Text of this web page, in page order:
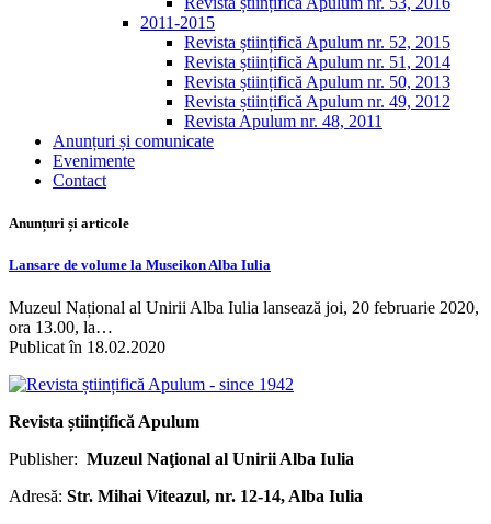
2011-2015
Revista științifică Apulum nr. 52, 2015
Revista științifică Apulum nr. 51, 2014
Revista științifică Apulum nr. 50, 2013
Revista științifică Apulum nr. 49, 2012
Revista Apulum nr. 48, 2011
Anunțuri și comunicate
Evenimente
Contact
Anunțuri și articole
Lansare de volume la Museikon Alba Iulia
Muzeul Național al Unirii Alba Iulia lansează joi, 20 februarie 2020,
ora 13.00, la…
Publicat în 18.02.2020
Revista științifică Apulum
Publisher: Muzeul Naţional al Unirii Alba Iulia
Adresă: Str. Mihai Viteazul, nr. 12-14, Alba Iulia